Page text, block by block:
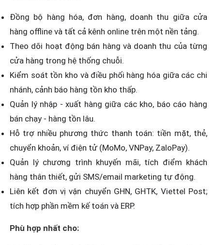
Đồng bộ hàng hóa, đơn hàng, doanh thu giữa cửa
hàng offline và tất cả kênh online trên một nền tảng.
Theo dõi hoạt động bán hàng và doanh thu của từng
cửa hàng trong hệ thống chuỗi.
Kiểm soát tồn kho và điều phối hàng hóa giữa các chi
nhánh, cảnh báo hàng tồn kho thấp.
Quản lý nhập - xuất hàng giữa các kho, báo cáo hàng
bán chạy - hàng tồn lâu.
Hỗ trợ nhiều phương thức thanh toán: tiền mặt, thẻ,
chuyển khoản, ví điện tử (MoMo, VNPay, ZaloPay).
Quản lý chương trình khuyến mãi, tích điểm khách
hàng thân thiết, gửi SMS/email marketing tự động.
Liên kết đơn vị vận chuyển GHN, GHTK, Viettel Post;
tích hợp phần mềm kế toán và ERP.
Phù hợp nhất cho: